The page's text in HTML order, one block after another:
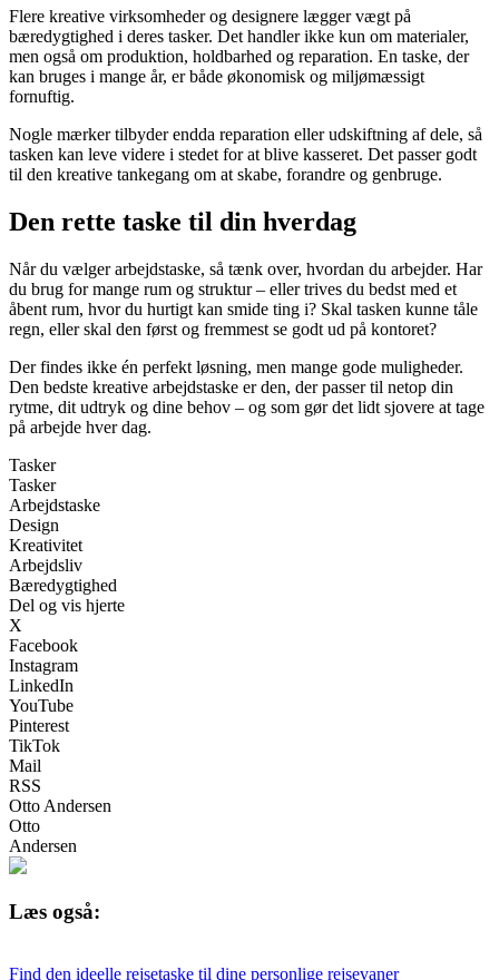
Flere kreative virksomheder og designere lægger vægt på
bæredygtighed i deres tasker. Det handler ikke kun om materialer,
men også om produktion, holdbarhed og reparation. En taske, der
kan bruges i mange år, er både økonomisk og miljømæssigt
fornuftig.
Nogle mærker tilbyder endda reparation eller udskiftning af dele, så
tasken kan leve videre i stedet for at blive kasseret. Det passer godt
til den kreative tankegang om at skabe, forandre og genbruge.
Den rette taske til din hverdag
Når du vælger arbejdstaske, så tænk over, hvordan du arbejder. Har
du brug for mange rum og struktur – eller trives du bedst med et
åbent rum, hvor du hurtigt kan smide ting i? Skal tasken kunne tåle
regn, eller skal den først og fremmest se godt ud på kontoret?
Der findes ikke én perfekt løsning, men mange gode muligheder.
Den bedste kreative arbejdstaske er den, der passer til netop din
rytme, dit udtryk og dine behov – og som gør det lidt sjovere at tage
på arbejde hver dag.
Tasker
Tasker
Arbejdstaske
Design
Kreativitet
Arbejdsliv
Bæredygtighed
Del og vis hjerte
X
Facebook
Instagram
LinkedIn
YouTube
Pinterest
TikTok
Mail
RSS
Otto Andersen
Otto
Andersen
Læs også:
Find den ideelle rejsetaske til dine personlige rejsevaner